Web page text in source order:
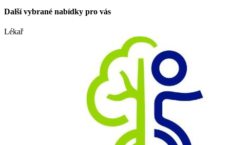
Další vybrané nabídky pro vás
Lékař